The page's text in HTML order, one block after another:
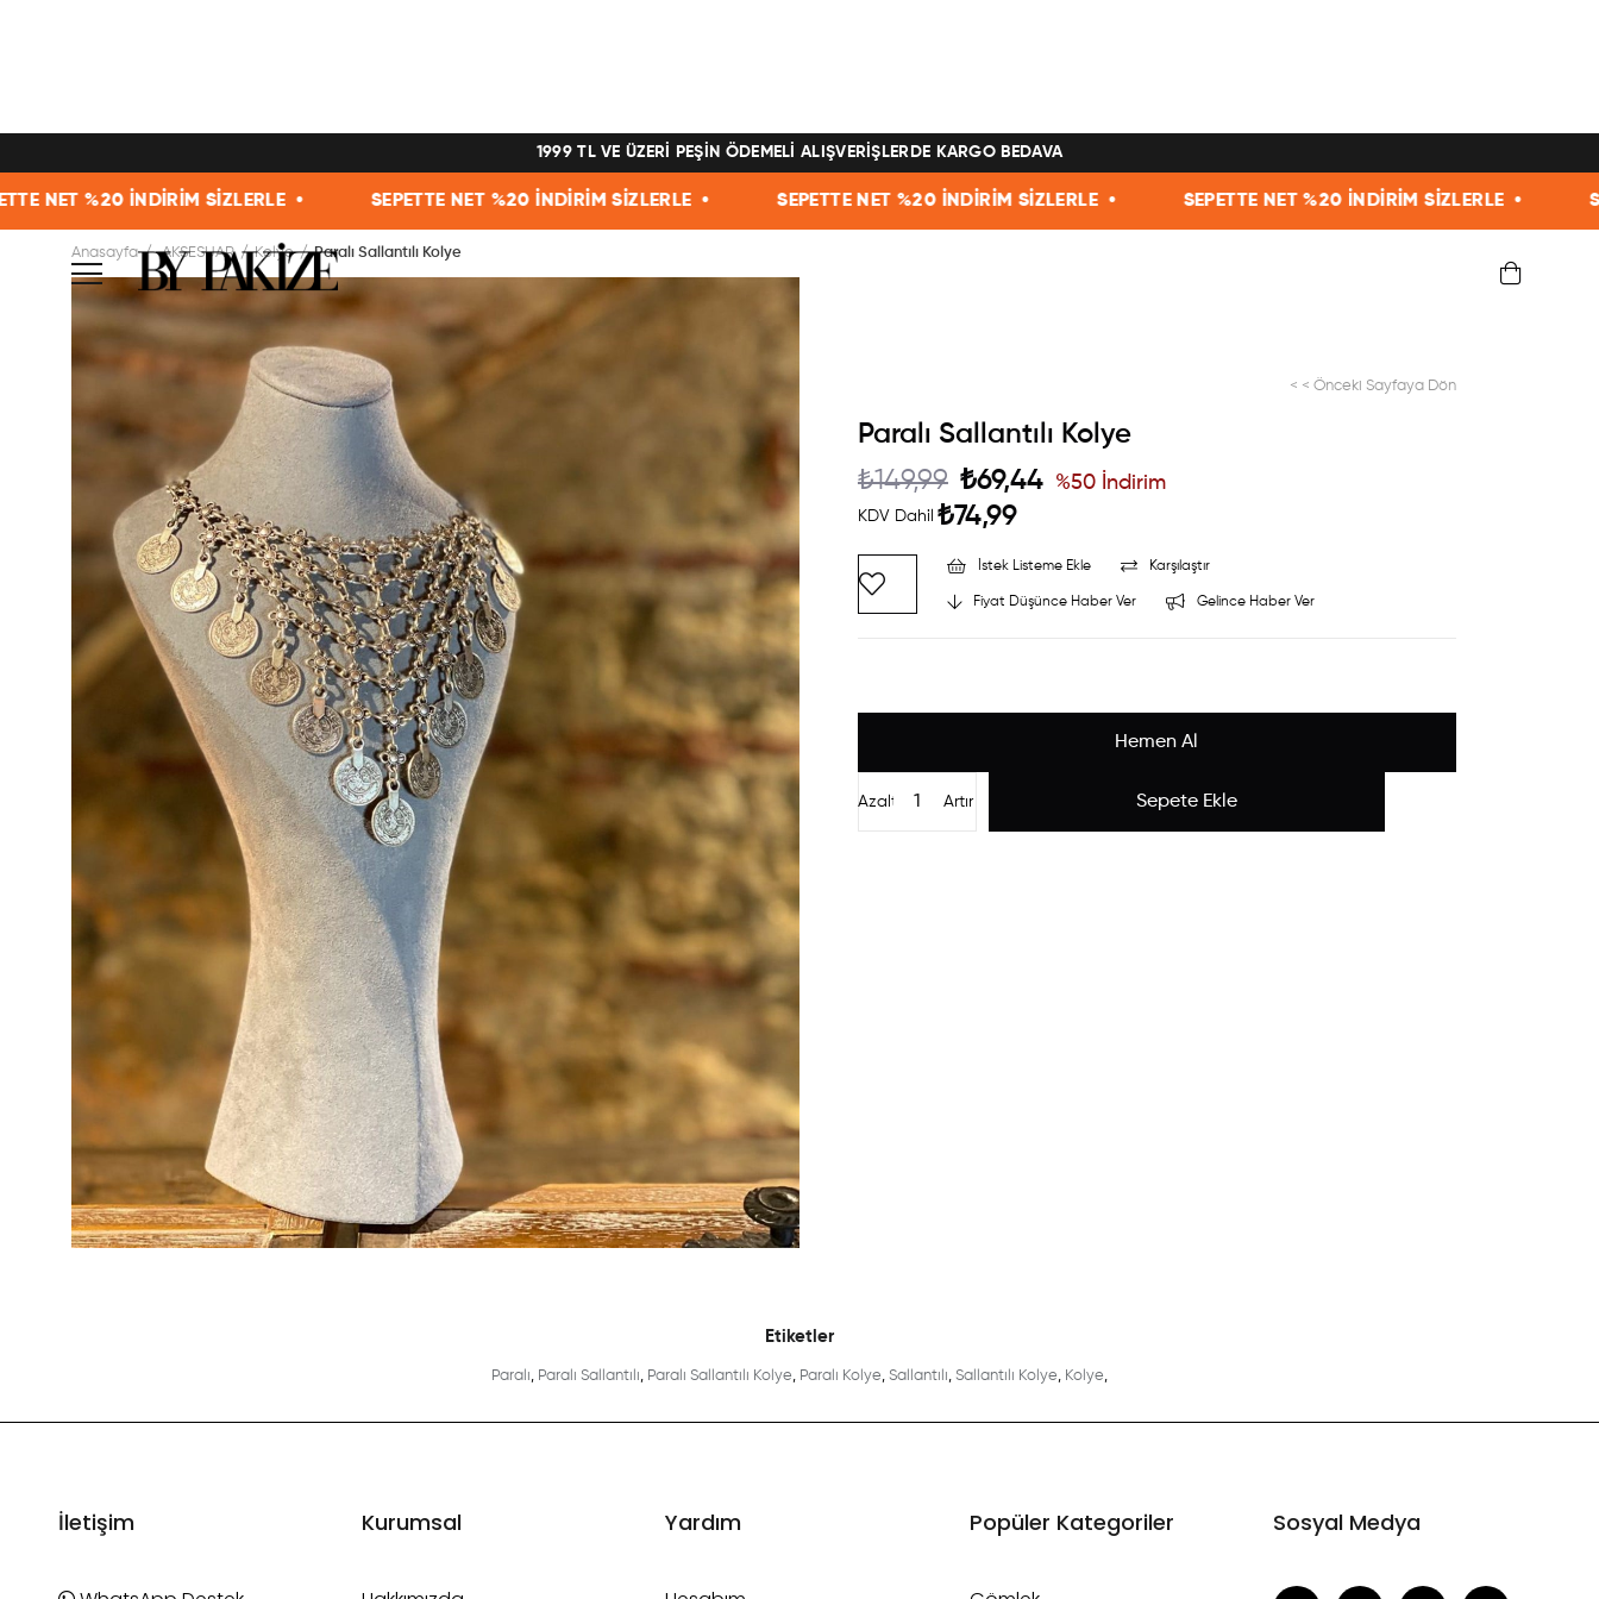
1999 TL VE ÜZERİ PEŞİN ÖDEMELİ ALIŞVERİŞLERDE KARGO BEDAVA
%20 İNDİRİM SİZLERLE • SEPETTE NET %20 İNDİRİM SİZLERLE • SEPETTE NET %20 İNDİRİM SİZLERLE • SEPETTE NET %20 İNDİRİM SİZLERLE •
Anasayfa AKSESUAR Kolye Paralı Sallantılı Kolye
< < Önceki Sayfaya Dön
Paralı Sallantılı Kolye
₺149,99 ₺69,44
KDV Dahil ₺74,99
%50İndirim
İstek Listeme Ekle Karşılaştır
Fiyat Düşünce Haber Ver Gelince Haber Ver
Artır
Azalt
Etiketler
Paralı, Paralı Sallantılı, Paralı Sallantılı Kolye, Paralı Kolye, Sallantılı, Sallantılı Kolye, Kolye,
İletişim Kurumsal Yardım Popüler Kategoriler Sosyal Medya